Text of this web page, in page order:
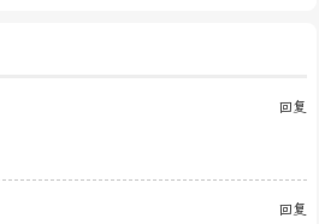
回复
回复